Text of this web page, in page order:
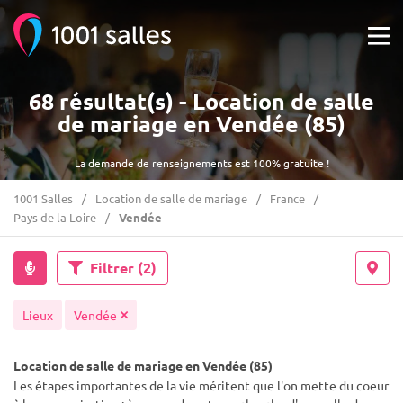
La demande de renseignements est 100% gratuite !
68 résultat(s) - Location de salle
de mariage en Vendée (85)
1001 Salles Location de salle de mariage
France
Pays de la Loire
Vendée
Filtrer (2)
Lieux Vendée
Location de salle de mariage en Vendée (85)
Les étapes importantes de la vie méritent que l'on mette du coeur